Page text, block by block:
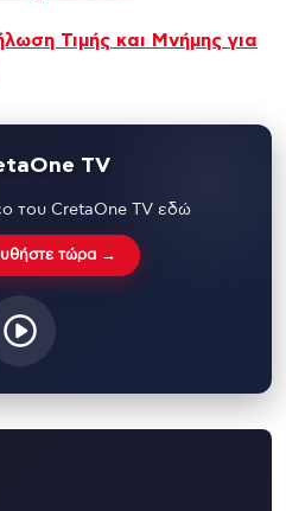
Τιμής και Μνήμης για
TV
του CretaOne TV εδώ
τώρα →